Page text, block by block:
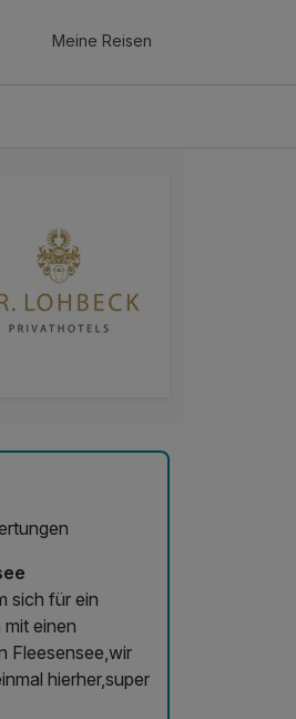
Meine Reisen
sich für ein
einen
Fleesensee,wir
hierher,super